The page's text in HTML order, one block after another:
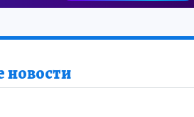
новости